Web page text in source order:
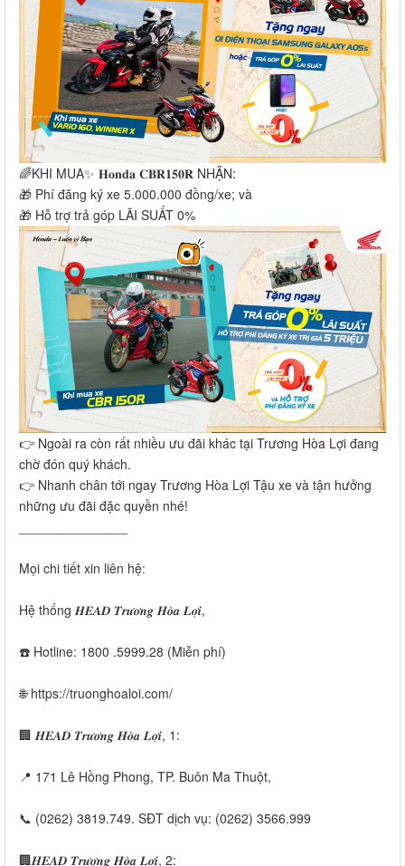
🌈KHI MUA✨ 𝐇𝐨𝐧𝐝𝐚 𝐂𝐁𝐑𝟏𝟓𝟎𝐑 NHẬN:
🎁 Phí đăng ký xe 5.000.000 đồng/xe; và
🎁 Hỗ trợ trả góp LÃI SUẤT 0%
👉 Ngoài ra còn rất nhiều ưu đãi khác tại Trương Hòa Lợi đang
chờ đón quý khách.
👉 Nhanh chân tới ngay Trương Hòa Lợi Tậu xe và tận hưởng
những ưu đãi đặc quyền nhé!
Mọi chi tiết xin liên hệ:
Hệ thống 𝑯𝑬𝑨𝑫 𝑻𝒓𝒖̛𝒐̛𝒏𝒈 𝑯𝒐̀𝒂 𝑳𝒐̛̣𝒊,
☎️ Hotline: 1800 .5999.28 (Miễn phí)
🌐 https://truonghoaloi.com/
🏢 𝑯𝑬𝑨𝑫 𝑻𝒓𝒖̛𝒐̛𝒏𝒈 𝑯𝒐̀𝒂 𝑳𝒐̛̣𝒊, 1:
📍 171 Lê Hồng Phong, TP. Buôn Ma Thuột,
📞 (0262) 3819.749. SĐT dịch vụ: (0262) 3566.999
🏢𝑯𝑬𝑨𝑫 𝑻𝒓𝒖̛𝒐̛𝒏𝒈 𝑯𝒐̀𝒂 𝑳𝒐̛̣𝒊, 2: